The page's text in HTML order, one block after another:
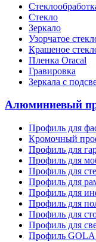
Стекло
Зеркало
Узорчатое
Крашеное
Пленка Oracal
Гравировка
Зеркала с
Алюминиевый
Профиль для
Кромочный
Профиль для
Профиль для
Профиль для
Профиль для
Профиль для
Профиль для
Профиль для
Профиль для
Профиль GOLA